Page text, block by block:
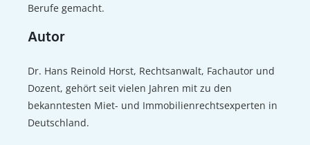
Berufe gemacht.
Autor
Dr. Hans Reinold Horst, Rechtsanwalt, Fachautor und
Dozent, gehört seit vielen Jahren mit zu den
bekanntesten Miet- und Immobilienrechtsexperten in
Deutschland.